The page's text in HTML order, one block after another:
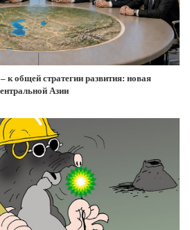
к общей стратегии развития: новая
Азии